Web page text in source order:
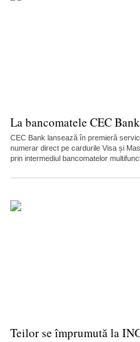
La bancomatele CEC
CEC Bank lansează în premieră
numerar direct pe cardurile Visa și
prin intermediul bancomatelor
Teilor se împrumută la